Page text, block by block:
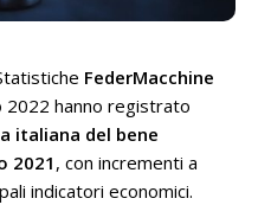
FederMacchine
2022 hanno registrato
italiana del bene
2021, con incrementi a
indicatori economici.